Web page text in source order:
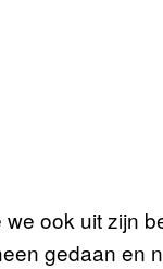
ook uit zijn
gedaan en